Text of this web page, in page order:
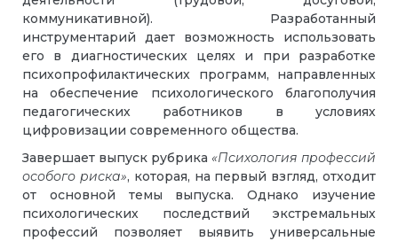
коммуникативной). Разработанный
инструментарий дает возможность использовать
его в диагностических целях и при разработке
психопрофилактических программ, направленных
на обеспечение психологического благополучия
педагогических работников в условиях
цифровизации современного общества.
Завершает выпуск рубрика «Психология профессий
особого риска», которая, на первый взгляд, отходит
от основной темы выпуска. Однако изучение
психологических последствий экстремальных
профессий позволяет выявить универсальные